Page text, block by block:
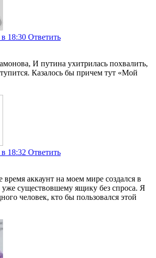
18:30 Ответить
И путина ухитрилась похвалить,
Казалось бы причем тут «Мой
18:32 Ответить
аккаунт на моем мире создался в
существовшему ящику без спроса. Я
человек, кто бы пользовался этой